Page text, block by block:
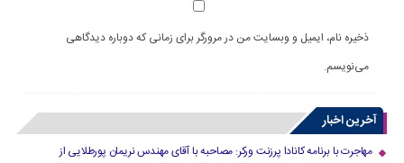
ذخیره نام، ایمیل و وبسایت من در مرورگر برای زمانی که دوباره دیدگاهی
می‌نویسم.
آخرین اخبار
مهاجرت با برنامه کانادا پرزنت ورکر: مصاحبه با آقای مهندس نریمان پورطلایی از